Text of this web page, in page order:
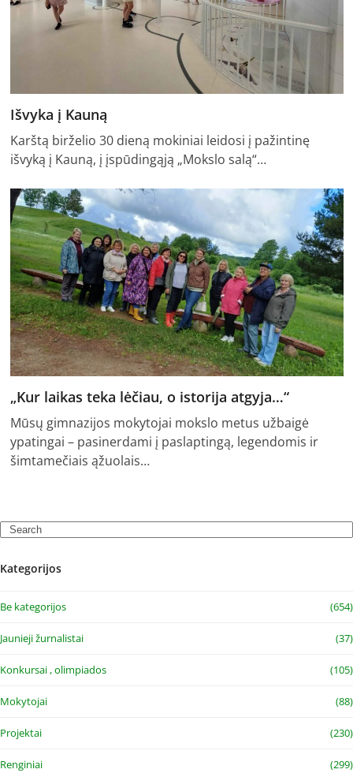
Išvyka į Kauną
Karštą birželio 30 dieną mokiniai leidosi į pažintinę
išvyką į Kauną, į įspūdingąją „Mokslo salą“…
„Kur laikas teka lėčiau, o istorija atgyja…“
Mūsų gimnazijos mokytojai mokslo metus užbaigė
ypatingai – pasinerdami į paslaptingą, legendomis ir
šimtamečiais ąžuolais…
Search
Kategorijos
Be kategorijos (654)
Jaunieji žurnalistai (37)
Konkursai , olimpiados (105)
Mokytojai (88)
Projektai (230)
Renginiai (299)